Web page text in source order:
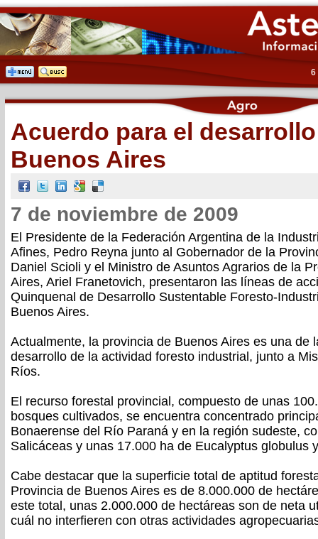
6
Acuerdo para el
Buenos Aires
7 de noviembre de 2009
El Presidente de la Federación Argentina de la
Afines, Pedro Reyna junto al Gobernador de la
Daniel Scioli y el Ministro de Asuntos Agrarios de la
Aires, Ariel Franetovich, presentaron las líneas de
Quinquenal de Desarrollo Sustentable Foresto-
Buenos Aires.
Actualmente, la provincia de Buenos Aires es una de
desarrollo de la actividad foresto industrial, junto a
Ríos.
El recurso forestal provincial, compuesto de unas
bosques cultivados, se encuentra concentrado
Bonaerense del Río Paraná y en la región sudeste,
Salicáceas y unas 17.000 ha de Eucalyptus globulus
Cabe destacar que la superficie total de aptitud
Provincia de Buenos Aires es de 8.000.000 de
este total, unas 2.000.000 de hectáreas son de neta
cuál no interfieren con otras actividades